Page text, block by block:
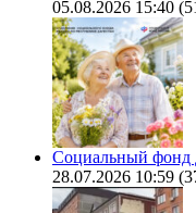
05.08.2026 15:40
Социальный фонд
28.07.2026 10:59